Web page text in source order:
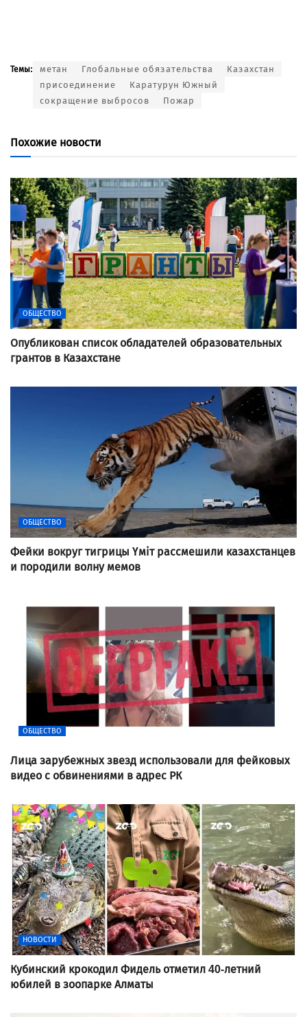
Темы: метан Глобальные обязательства
Казахстан
присоединение
Каратурун Южный
сокращение выбросов
Пожар
Похожие новости
ОБЩЕСТВО
Опубликован список обладателей образовательных
грантов в Казахстане
ОБЩЕСТВО
Фейки вокруг тигрицы Үміт рассмешили казахстанцев
и породили волну мемов
ОБЩЕСТВО
Лица зарубежных звезд использовали для фейковых
видео с обвинениями в адрес РК
НОВОСТИ
Кубинский крокодил Фидель отметил 40-летний
юбилей в зоопарке Алматы